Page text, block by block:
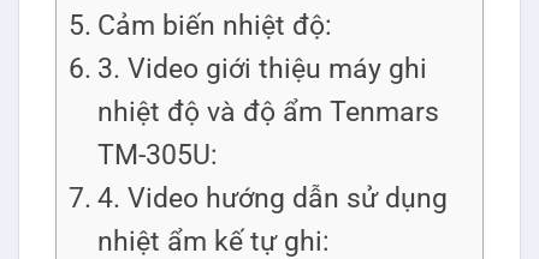
Cảm biến nhiệt độ:
3. Video giới thiệu máy ghi
nhiệt độ và độ ẩm Tenmars
TM-305U:
4. Video hướng dẫn sử dụng
nhiệt ẩm kế tự ghi: